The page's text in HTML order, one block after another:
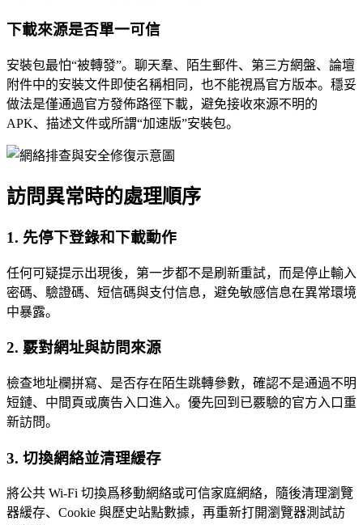
下載來源是否單一可信
安裝包最怕“被轉發”。聊天羣、陌生郵件、第三方網盤、論壇
附件中的安裝文件即使名稱相同，也不能視爲官方版本。穩妥
做法是僅通過官方發佈路徑下載，避免接收來源不明的
APK、描述文件或所謂“加速版”安裝包。
訪問異常時的處理順序
1. 先停下登錄和下載動作
任何可疑提示出現後，第一步都不是刷新重試，而是停止輸入
密碼、驗證碼、短信碼與支付信息，避免敏感信息在異常環境
中暴露。
2. 覈對網址與訪問來源
檢查地址欄拼寫、是否存在陌生跳轉參數，確認不是通過不明
短鏈、中間頁或廣告入口進入。優先回到已覈驗的官方入口重
新訪問。
3. 切換網絡並清理緩存
將公共 Wi‑Fi 切換爲移動網絡或可信家庭網絡，隨後清理瀏覽
器緩存、Cookie 與歷史站點數據，再重新打開瀏覽器測試訪